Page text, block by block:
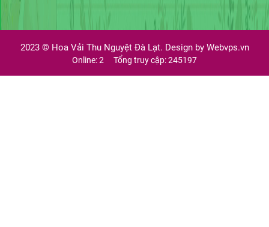
2023 © Hoa Vải Thu Nguyệt Đà Lạt. Design by Webvps.vn
Online: 2 Tổng truy cập: 245197